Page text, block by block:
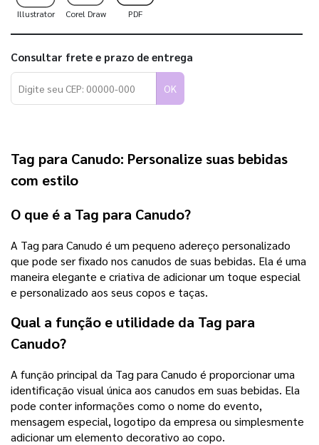
Illustrator Corel Draw PDF
Consultar frete e prazo de entrega
OK
Tag para Canudo: Personalize suas bebidas
com estilo
O que é a Tag para Canudo?
A Tag para Canudo é um pequeno adereço personalizado
que pode ser fixado nos canudos de suas bebidas. Ela é uma
maneira elegante e criativa de adicionar um toque especial
e personalizado aos seus copos e taças.
Qual a função e utilidade da Tag para
Canudo?
A função principal da Tag para Canudo é proporcionar uma
identificação visual única aos canudos em suas bebidas. Ela
pode conter informações como o nome do evento,
mensagem especial, logotipo da empresa ou simplesmente
adicionar um elemento decorativo ao copo.